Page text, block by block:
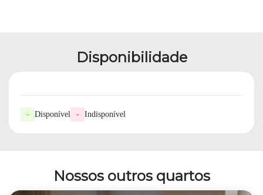
Disponibilidade
- Disponível - Indisponível
Nossos outros quartos